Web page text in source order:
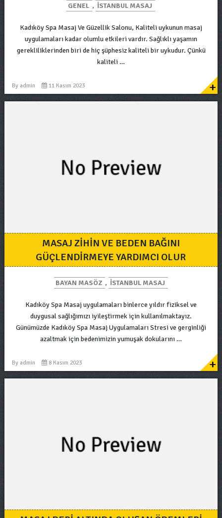
GENEL , ISTANBUL MASAJ
Kadıköy Spa Masaj Ve Güzellik Salonu, Kaliteli uykunun masaj
uygulamaları kadar olumlu etkileri vardır. Sağlıklı yaşamın
gerekliliklerinden biri de hiç şüphesiz kaliteli bir uykudur. Çünkü
kaliteli …
By admin 11 Kasım 2023 +
MASAJ ZIHIN VE BEDEN BAĞINI
GÜÇLENDIRMEYE YARDIMCI OLUR
BAYAN MASÖZ , ISTANBUL MASAJ
Kadıköy Spa Masaj uygulamaları binlerce yıldır fiziksel ve
duygusal sağlığımızı iyileştirmek için kullanılmaktayız.
Günümüzde Kadıköy Spa Masaj Uygulamaları Stresi ve gerginliği
azaltmak için bedenimizin yumuşak dokularını …
By admin 8 Kasım 2023 +